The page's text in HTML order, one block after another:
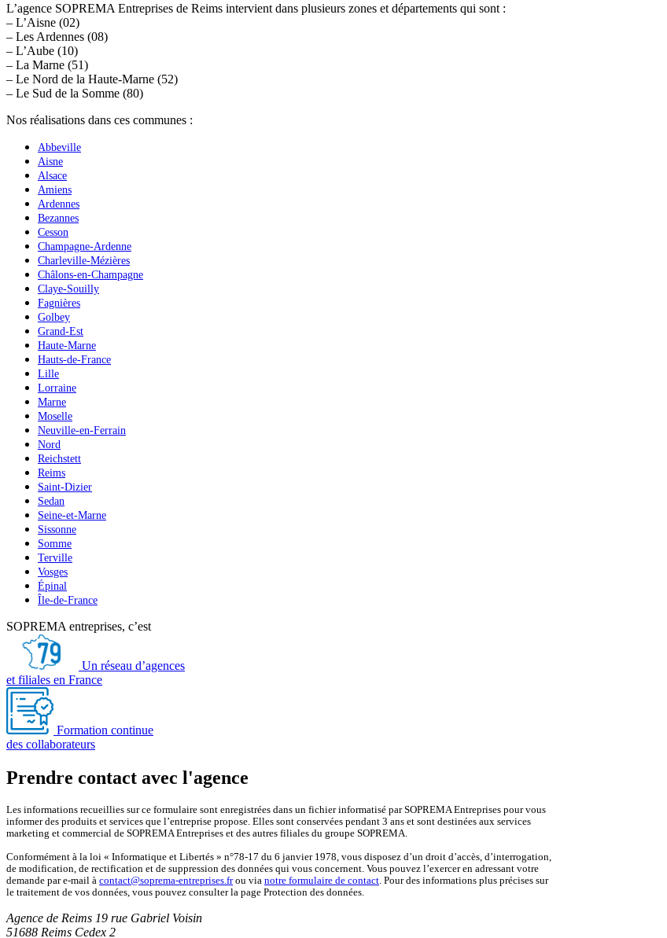
L’agence SOPREMA Entreprises de Reims intervient dans plusieurs zones et départements qui sont :
– L’Aisne (02)
– Les Ardennes (08)
– L’Aube (10)
– La Marne (51)
– Le Nord de la Haute-Marne (52)
– Le Sud de la Somme (80)
Nos réalisations dans ces communes :
Abbeville
Aisne
Alsace
Amiens
Ardennes
Bezannes
Cesson
Champagne-Ardenne
Charleville-Mézières
Châlons-en-Champagne
Claye-Souilly
Fagnières
Golbey
Grand-Est
Haute-Marne
Hauts-de-France
Lille
Lorraine
Marne
Moselle
Neuville-en-Ferrain
Nord
Reichstett
Reims
Saint-Dizier
Sedan
Seine-et-Marne
Sissonne
Somme
Terville
Vosges
Épinal
Île-de-France
SOPREMA entreprises, c’est
Un réseau d’agences
et filiales en France
Formation continue
des collaborateurs
Prendre contact avec l'agence
Les informations recueillies sur ce formulaire sont enregistrées dans un fichier informatisé par SOPREMA Entreprises pour vous
informer des produits et services que l’entreprise propose. Elles sont conservées pendant 3 ans et sont destinées aux services
marketing et commercial de SOPREMA Entreprises et des autres filiales du groupe SOPREMA.
Conformément à la loi « Informatique et Libertés » n°78-17 du 6 janvier 1978, vous disposez d’un droit d’accès, d’interrogation,
de modification, de rectification et de suppression des données qui vous concernent. Vous pouvez l’exercer en adressant votre
demande par e-mail à contact@soprema-entreprises.frou via notre formulaire de contact. Pour des informations plus précises sur
le traitement de vos données, vous pouvez consulter la page Protection des données.
Agence de Reims 19 rue Gabriel Voisin
51688 Reims Cedex 2